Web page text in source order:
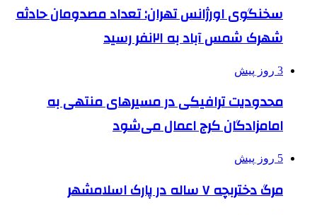
سخنگوی اورژانس تهران: تعداد مصدومان حادثه
شهرک شمس آباد به ۲۱نفر رسید
3 روز پیش
محدودیت ترافیکی در مسیرهای منتهی به
امامزادگان کرج اعمال می‌شود
5 روز پیش
مرگ دختربچه ۷ ساله در پارک اسلامشهر